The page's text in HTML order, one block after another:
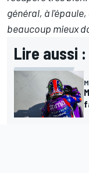
général, à
beaucoup mieux
Lire aussi :